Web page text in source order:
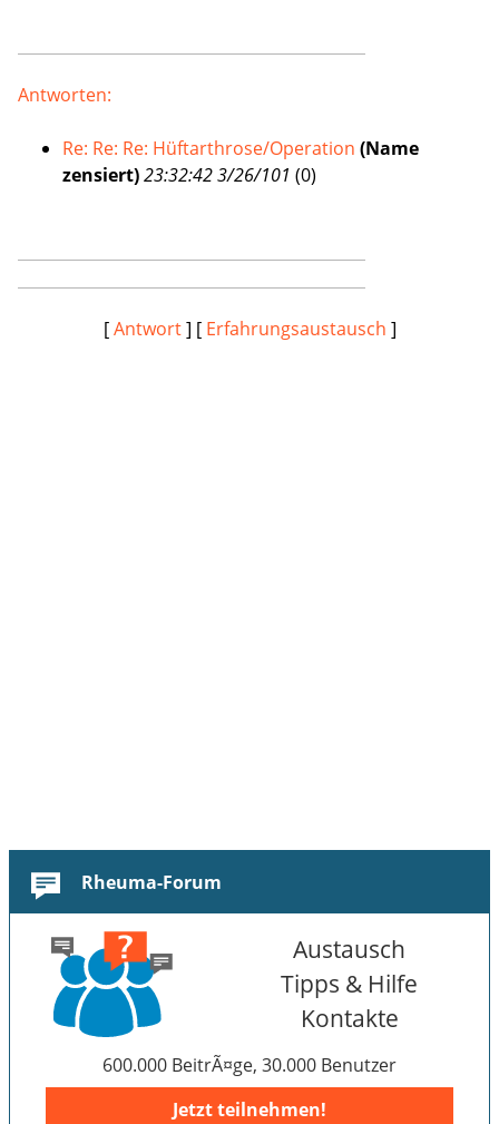
Antworten:
Re: Re: Re: Hüftarthrose/Operation (Name
zensiert)23:32:42 3/26/101 (0)
[Antwort] [ Erfahrungsaustausch ]
Rheuma-Forum
Austausch
Tipps & Hilfe
Kontakte
600.000 BeitrÃ¤ge, 30.000 Benutzer
Jetzt teilnehmen!